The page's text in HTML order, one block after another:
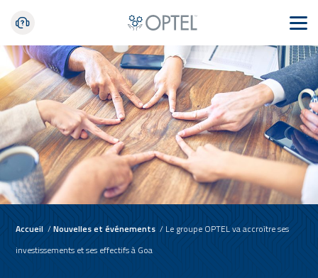
Accueil /Nouvelles et événements / Le groupe OPTEL va accroître ses
investissements et ses effectifs à Goa